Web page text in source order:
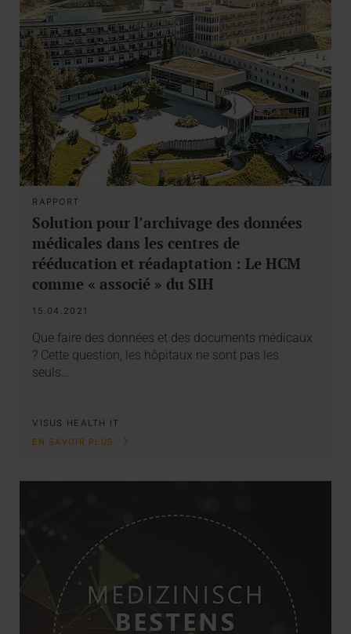
RAPPORT
Solution pour l’archivage des données
médicales dans les centres de
rééducation et réadaptation : Le HCM
comme « associé » du SIH
15.04.2021
Que faire des données et des documents médicaux
? Cette question, les hôpitaux ne sont pas les
seuls…
VISUS HEALTH IT
EN SAVOIR PLUS